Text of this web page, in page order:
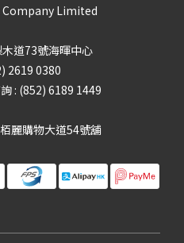
Limited
道73號海暉中心
2619 0380
: (852) 6189 1449
麗購物大道54號舖